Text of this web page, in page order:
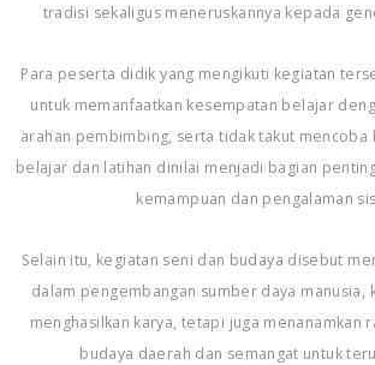
tradisi sekaligus meneruskannya kepada
Para peserta didik yang mengikuti kegiatan
untuk memanfaatkan kesempatan belajar
arahan pembimbing, serta tidak takut mencoba
belajar dan latihan dinilai menjadi bagian
kemampuan dan pengalaman
Selain itu, kegiatan seni dan budaya disebut
dalam pengembangan sumber daya manusia,
menghasilkan karya, tetapi juga menanamkan
budaya daerah dan semangat untuk